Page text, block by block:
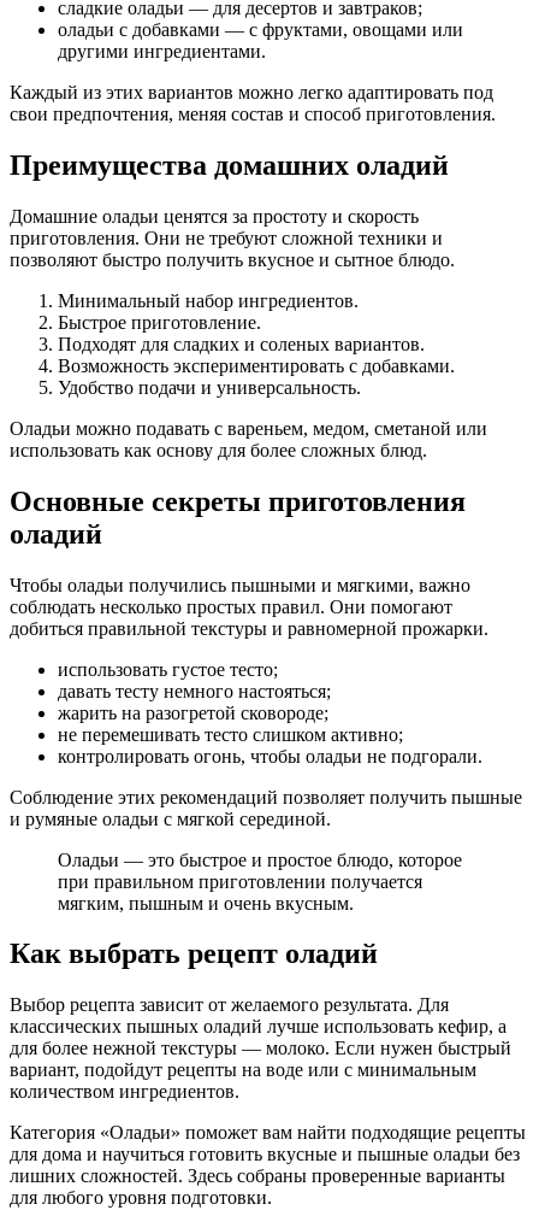
сладкие оладьи — для десертов и завтраков;
оладьи с добавками — с фруктами, овощами или
другими ингредиентами.
Каждый из этих вариантов можно легко адаптировать под
свои предпочтения, меняя состав и способ приготовления.
Преимущества домашних оладий
Домашние оладьи ценятся за простоту и скорость
приготовления. Они не требуют сложной техники и
позволяют быстро получить вкусное и сытное блюдо.
Минимальный набор ингредиентов.
Быстрое приготовление.
Подходят для сладких и соленых вариантов.
Возможность экспериментировать с добавками.
Удобство подачи и универсальность.
Оладьи можно подавать с вареньем, медом, сметаной или
использовать как основу для более сложных блюд.
Основные секреты приготовления
оладий
Чтобы оладьи получились пышными и мягкими, важно
соблюдать несколько простых правил. Они помогают
добиться правильной текстуры и равномерной прожарки.
использовать густое тесто;
давать тесту немного настояться;
жарить на разогретой сковороде;
не перемешивать тесто слишком активно;
контролировать огонь, чтобы оладьи не подгорали.
Соблюдение этих рекомендаций позволяет получить пышные
и румяные оладьи с мягкой серединой.
Оладьи — это быстрое и простое блюдо, которое
при правильном приготовлении получается
мягким, пышным и очень вкусным.
Как выбрать рецепт оладий
Выбор рецепта зависит от желаемого результата. Для
классических пышных оладий лучше использовать кефир, а
для более нежной текстуры — молоко. Если нужен быстрый
вариант, подойдут рецепты на воде или с минимальным
количеством ингредиентов.
Категория «Оладьи» поможет вам найти подходящие рецепты
для дома и научиться готовить вкусные и пышные оладьи без
лишних сложностей. Здесь собраны проверенные варианты
для любого уровня подготовки.